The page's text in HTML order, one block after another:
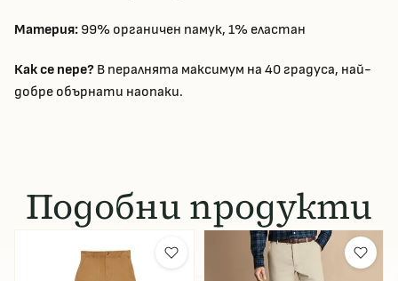
Материя: 99% органичен памук, 1% еластан
Как се пере? В пералнята максимум на 40 градуса, най-
добре обърнати наопаки.
Подобни продукти